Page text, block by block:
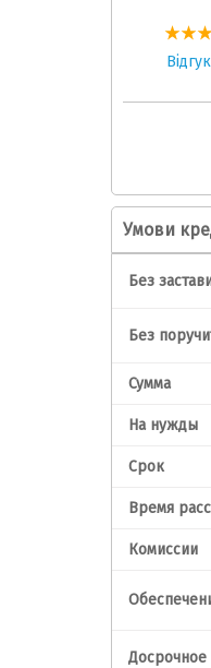
Умови
Без
Без
Сумма
На нужды
Срок
Время
Комиссии